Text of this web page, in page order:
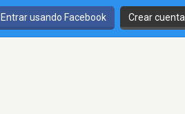
Entrar usando Facebook Crear cuenta